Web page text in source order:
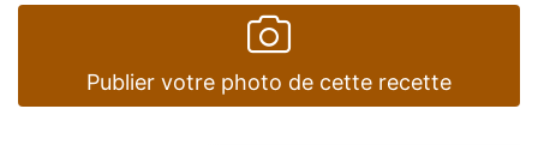
Publier votre photo de cette recette